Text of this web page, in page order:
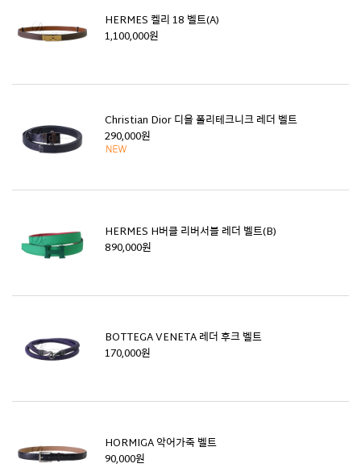
HERMES 켈리 18 벨트(A)
1,100,000원
Christian Dior 디올 폴리테크니크 레더 벨트
290,000원
HERMES H버클 리버서블 레더 벨트(B)
890,000원
BOTTEGA VENETA 레더 후크 벨트
170,000원
HORMIGA 악어가죽 벨트
90,000원